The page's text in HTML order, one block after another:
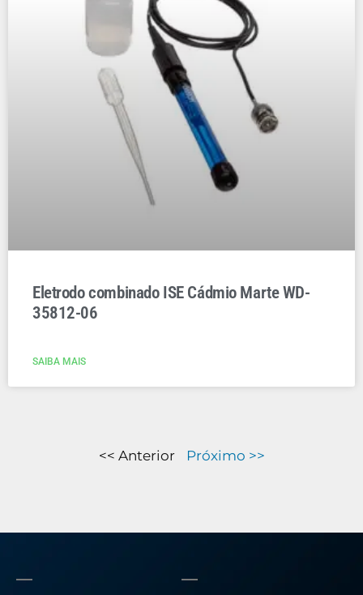
Eletrodo combinado ISE Cádmio Marte WD-
35812-06
SAIBA MAIS
<< Anterior Próximo >>